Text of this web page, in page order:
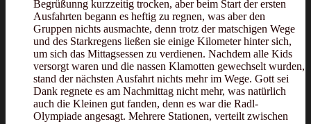
Begrüßunng kurzzeitig trocken, aber beim Start der ersten
Ausfahrten begann es heftig zu regnen, was aber den
Gruppen nichts ausmachte, denn trotz der matschigen Wege
und des Starkregens ließen sie einige Kilometer hinter sich,
um sich das Mittagsessen zu verdienen. Nachdem alle Kids
versorgt waren und die nassen Klamotten gewechselt wurden,
stand der nächsten Ausfahrt nichts mehr im Wege. Gott sei
Dank regnete es am Nachmittag nicht mehr, was natürlich
auch die Kleinen gut fanden, denn es war die Radl-
Olympiade angesagt. Mehrere Stationen, verteilt zwischen